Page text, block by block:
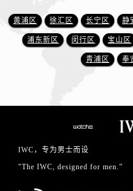
黄浦区 徐汇区 长宁区 静
浦东新区 闵行区 宝山区
青浦区 奉
IWC，专为男士而设
"The IWC, designed for men.”